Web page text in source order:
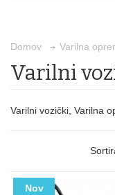
Domov Varilna
Varilni
Varilni vozički, Varilna
Nov